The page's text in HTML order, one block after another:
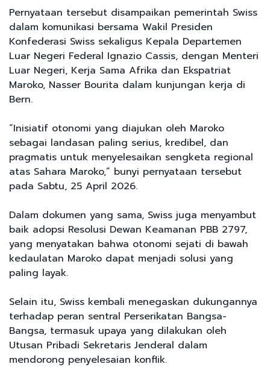
Pernyataan tersebut disampaikan pemerintah Swiss
dalam komunikasi bersama Wakil Presiden
Konfederasi Swiss sekaligus Kepala Departemen
Luar Negeri Federal Ignazio Cassis, dengan Menteri
Luar Negeri, Kerja Sama Afrika dan Ekspatriat
Maroko, Nasser Bourita dalam kunjungan kerja di
Bern.
“Inisiatif otonomi yang diajukan oleh Maroko
sebagai landasan paling serius, kredibel, dan
pragmatis untuk menyelesaikan sengketa regional
atas Sahara Maroko,” bunyi pernyataan tersebut
pada Sabtu, 25 April 2026.
Dalam dokumen yang sama, Swiss juga menyambut
baik adopsi Resolusi Dewan Keamanan PBB 2797,
yang menyatakan bahwa otonomi sejati di bawah
kedaulatan Maroko dapat menjadi solusi yang
paling layak.
Selain itu, Swiss kembali menegaskan dukungannya
terhadap peran sentral Perserikatan Bangsa-
Bangsa, termasuk upaya yang dilakukan oleh
Utusan Pribadi Sekretaris Jenderal dalam
mendorong penyelesaian konflik.